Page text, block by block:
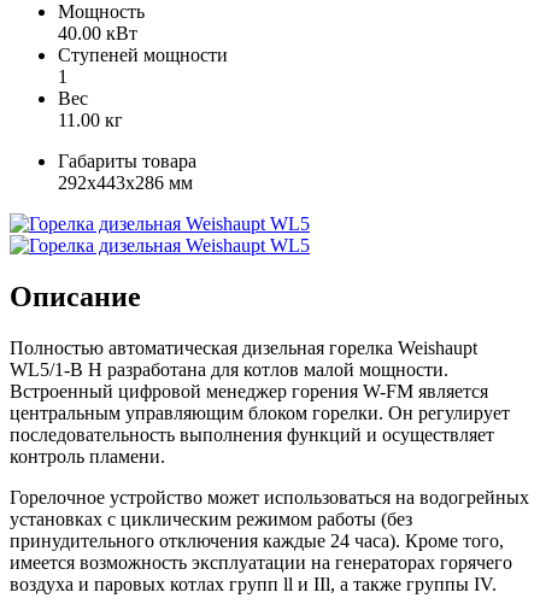
Мощность
40.00 кВт
Ступеней мощности
1
Вес
11.00 кг
Габариты товара
292x443x286 мм
Описание
Полностью автоматическая дизельная горелка Weishaupt
WL5/1-B H разработана для котлов малой мощности.
Встроенный цифровой менеджер горения W-FM является
центральным управляющим блоком горелки. Он регулирует
последовательность выполнения функций и осуществляет
контроль пламени.
Горелочное устройство может использоваться на водогрейных
установках с циклическим режимом работы (без
принудительного отключения каждые 24 часа). Кроме того,
имеется возможность эксплуатации на генераторах горячего
воздуха и паровых котлах групп ll и IIl, а также группы IV.